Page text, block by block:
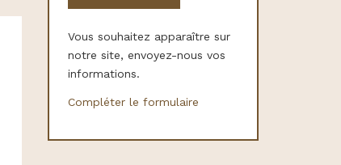
Vous souhaitez apparaître sur
notre site, envoyez-nous vos
informations.
Compléter le formulaire